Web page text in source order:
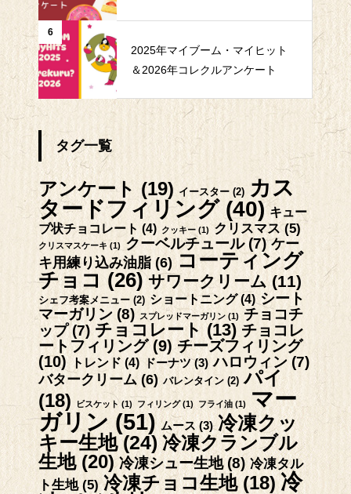
6
2025年マイブーム・マイヒット
＆2026年コレクルアンケート
タグ一覧
アンケート (19) イースター (2) カス
タードフィリング(40) キュー
ブ状チョコレート (4) クッキー (1) クリスマス(5)
クリスマスケーキ (1) クーベルチュール(7) ケー
キ用練り込み油脂 (6) コーティング
チョコ (26) サワークリーム(11)
シェフ考案メニュー (2) ショートニング(4) シート
マーガリン (8) スプレッドマーガリン (1)
チョコチ
ップ(7) チョコレート (13) チョコレ
ートフィリング(9) チーズフィリング
(10)
トレンド (4) ドーナツ(3) ハロウィン (7)
バタークリーム (6) バレンタイン (2) パイ
(18)
ビスケット(1) フィリング(1) フライ油 (1)
マー
ガリン (51) ムース(3) 冷凍クッ
キー生地(24) 冷凍クランブル
生地(20) 冷凍シュー生地(8) 冷凍タル
ト生地(5) 冷凍チョコ生地(18) 冷